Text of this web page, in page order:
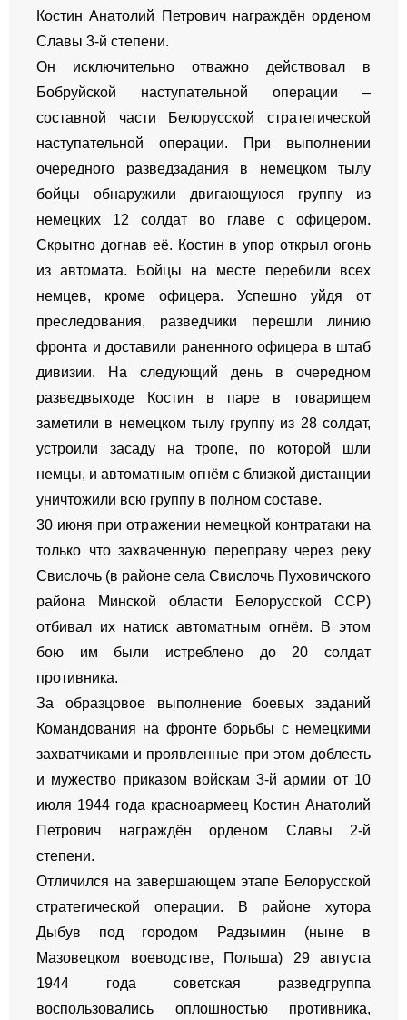
Костин Анатолий Петрович награждён орденом
Славы 3-й степени.
Он исключительно отважно действовал в
Бобруйской наступательной операции –
составной части Белорусской стратегической
наступательной операции. При выполнении
очередного разведзадания в немецком тылу
бойцы обнаружили двигающуюся группу из
немецких 12 солдат во главе с офицером.
Скрытно догнав её. Костин в упор открыл огонь
из автомата. Бойцы на месте перебили всех
немцев, кроме офицера. Успешно уйдя от
преследования, разведчики перешли линию
фронта и доставили раненного офицера в штаб
дивизии. На следующий день в очередном
разведвыходе Костин в паре в товарищем
заметили в немецком тылу группу из 28 солдат,
устроили засаду на тропе, по которой шли
немцы, и автоматным огнём с близкой дистанции
уничтожили всю группу в полном составе.
30 июня при отражении немецкой контратаки на
только что захваченную переправу через реку
Свислочь (в районе села Свислочь Пуховичского
района Минской области Белорусской ССР)
отбивал их натиск автоматным огнём. В этом
бою им были истреблено до 20 солдат
противника.
За образцовое выполнение боевых заданий
Командования на фронте борьбы с немецкими
захватчиками и проявленные при этом доблесть
и мужество приказом войскам 3-й армии от 10
июля 1944 года красноармеец Костин Анатолий
Петрович награждён орденом Славы 2-й
степени.
Отличился на завершающем этапе Белорусской
стратегической операции. В районе хутора
Дыбув под городом Радзымин (ныне в
Мазовецком воеводстве, Польша) 29 августа
1944 года советская разведгруппа
воспользовались оплошностью противника,